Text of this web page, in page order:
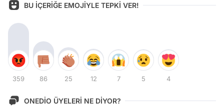
BU İÇERİĞE EMOJİYLE TEPKİ VER!
359 86 25 12 7 5 4
ONEDİO ÜYELERİ NE DİYOR?